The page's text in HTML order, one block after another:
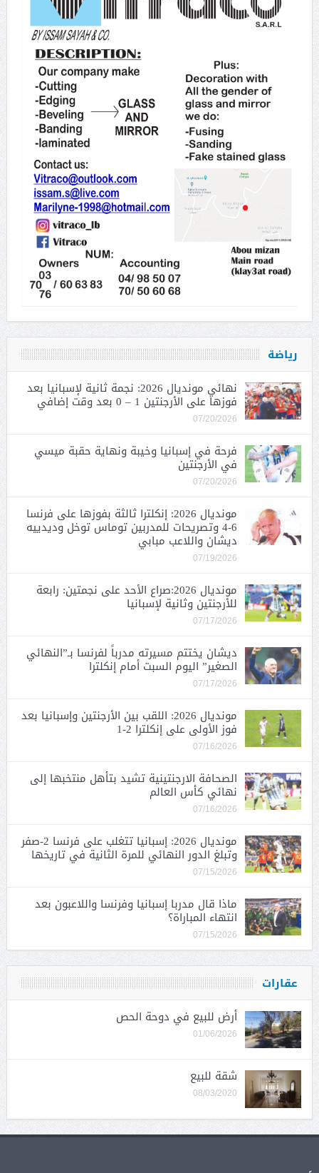
رياضة
نهائي مونديال 2026: نجمة ثانية لإسبانيا بعد
فوزها على الأرجنتين 1 – 0 بعد وقت إضافي
07/20/2026
فرحة في إسبانيا وخيبة ونهاية حقبة ميسي
في الأرجنتين
07/20/2026
مونديال 2026: إنكلترا ثالثة بفوزها على فرنسا
6-4 وتصريحات للمدربين توماس توخل وديدييه
ديشان واللاعب مبابي
07/19/2026
مونديال 2026:صراع الأحد على نجمتين: رابعة
للأرجنتين وثانية لإسبانيا
07/17/2026
ديشان يختتم مسيرته مدرباً لفرنسا بـ”النهائي
الصغير” اليوم السبت أمام إنكلترا
07/17/2026
مونديال 2026: اللقب بين الأرجنتين وإسبانيا بعد
فوز الأولى على إنكلترا 2-1
07/16/2026
الصحافة الارجنتينية تشيد بتأهل منتخبها إلى
نهائي كأس العالم
07/16/2026
مونديال 2026: إسبانيا تتغلب على فرنسا 2-صفر
وتبلغ الدور النهائي للمرة الثانية في تاريخها
07/15/2026
ماذا قال مدربا إسبانيا وفرنسا واللاعبون بعد
انتهاء المباراة؟
07/15/2026
عقارات
أرض للبيع في دوحة الحص
01/06/2026
شقة للبيع
08/03/2020